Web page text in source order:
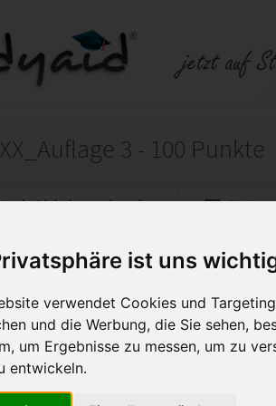
ist uns
verwendet Cookies und
und die Werbung, die Sie sehen,
um Ergebnisse zu messen, um zu
entwickeln.
3 - 100 Punkte
verkaufen
Marketing
Marktforschung I
Für die Einsendeaufgabe
Fernstudium schloss ich mit
einzeln und im Paket